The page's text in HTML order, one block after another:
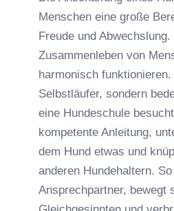
Menschen eine große
Freude und
Zusammenleben von
harmonisch
Selbstläufer, sondern
eine Hundeschule
kompetente Anleitung,
dem Hund etwas und
anderen Hundehaltern.
Ansprechpartner, bewegt